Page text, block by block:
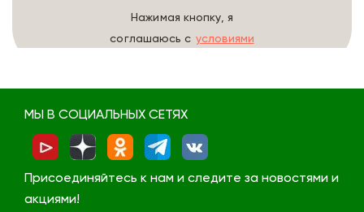
Нажимая кнопку, я
соглашаюсь с условиями
МЫ В СОЦИАЛЬНЫХ СЕТЯХ
Присоединяйтесь к нам и следите за новостями и
акциями!